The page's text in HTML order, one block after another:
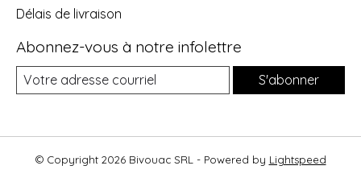
Délais de livraison
Abonnez-vous à notre infolettre
S'abonner
© Copyright 2026 Bivouac SRL - Powered by Lightspeed